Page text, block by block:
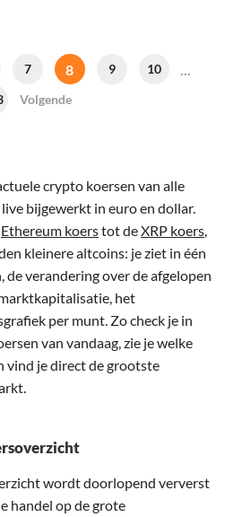
7 8 9 10
Volgende
crypto koersen van alle
bijgewerkt in euro en dollar.
Ethereum koerstot deXRP koers,
kleinere altcoins: je ziet in één
verandering over de afgelopen
het
per munt. Zo check je in
van vandaag, zie je welke
vind je direct de grootste
wordt doorlopend ververst
handel op de grote